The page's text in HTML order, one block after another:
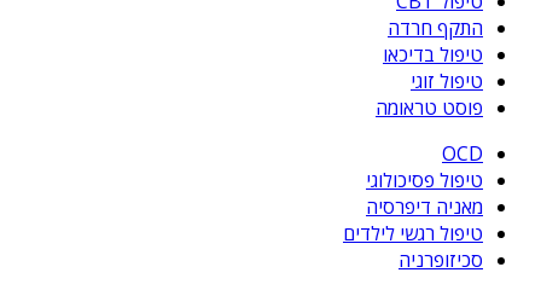
התקף חרדה
טיפול בדיכאו
טיפול זוגי
פוסט טראומה
OCD
טיפול פסיכולוגי
מאניה דיפרסיה
טיפול רגשי לילדים
סכיזופרניה